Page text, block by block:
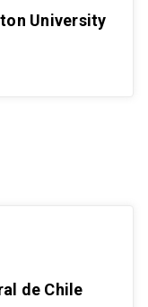
University
de Chile